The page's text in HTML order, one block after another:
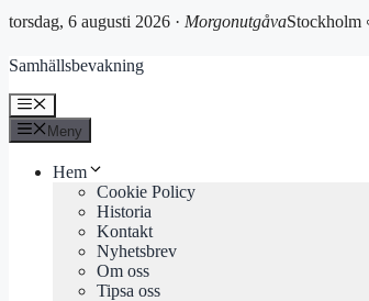
torsdag, 6 augusti 2026 · MorgonutgåvaStockholm
till
Samhällsbevakning
Meny
Meny
Hem
Cookie Policy
Historia
Kontakt
Nyhetsbrev
Om oss
Tipsa oss